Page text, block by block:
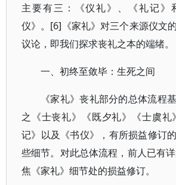
主要有三：《仪礼》、《礼记》
仪》。[6]《家礼》对三个来源仪文
议论，即我们探求丧礼之本的端绪。
一、初终至敛毕：生死之间
《家礼》丧礼部分的总体流程
之《士丧礼》《既夕礼》《士虞礼
记》以及《书仪》，有所损益修订
些细节。对此总体流程，前人已有
焦《家礼》细节处的损益修订。